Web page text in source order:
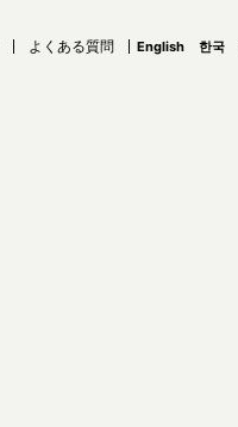
よくある質問 English 한국